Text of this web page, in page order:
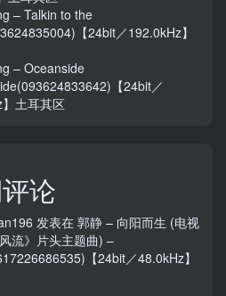
– Talkin to the
【24bit／192.0kHz】
– Oceanside
【24bit／
土耳其区
论
发表在 郭静 – 向阳而生 (电视
流》片头主题曲) –
【24bit／48.0kHz】